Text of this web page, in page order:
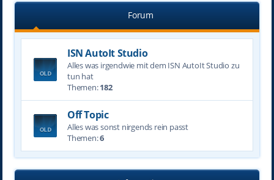
Forum
ISN AutoIt Studio
Alles was irgendwie mit dem ISN AutoIt Studio zu
tun hat
Themen:182
Off Topic
Alles was sonst nirgends rein passt
Themen:6